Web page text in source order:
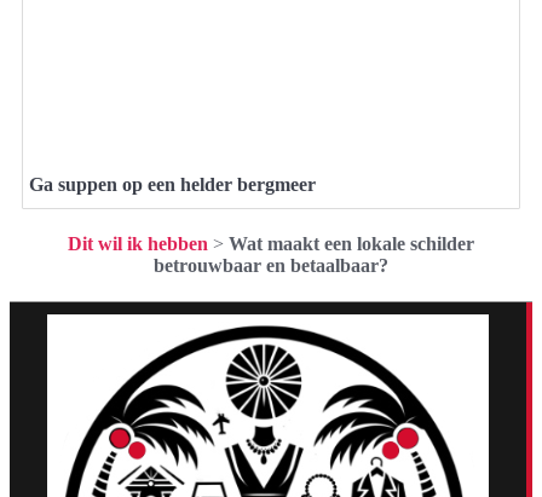
Ga suppen op een helder bergmeer
Dit wil ik hebben > Wat maakt een lokale schilder
betrouwbaar en betaalbaar?